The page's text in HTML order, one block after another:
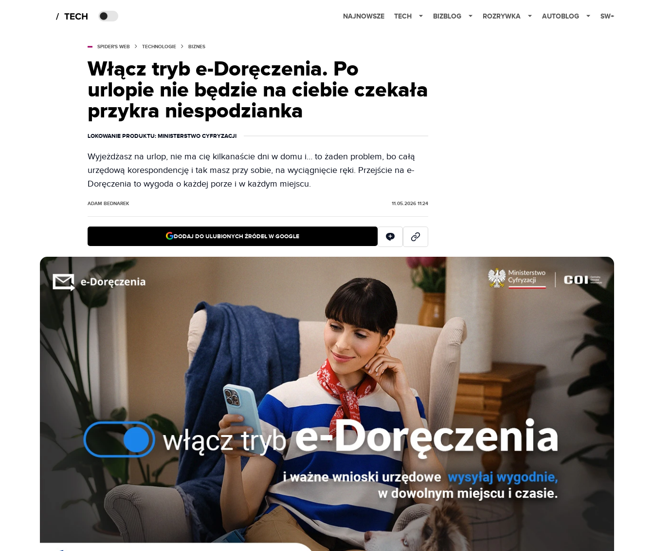
NAJNOWSZE TECH BIZBLOG ROZRYWKA AUTOBLOG SW+
SPIDER'S WEB TECHNOLOGIE BIZNES
Włącz tryb e-Doręczenia. Po
urlopie nie będzie na ciebie czekała
przykra niespodzianka
LOKOWANIE PRODUKTU: MINISTERSTWO CYFRYZACJI
Wyjeżdżasz na urlop, nie ma cię kilkanaście dni w domu i… to żaden problem, bo całą
urzędową korespondencję i tak masz przy sobie, na wyciągnięcie ręki. Przejście na e-
Doręczenia to wygoda o każdej porze i w każdym miejscu.
ADAM BEDNAREK 11.05.2026 11:24
DODAJ DO ULUBIONYCH ŹRÓDEŁ W GOOGLE